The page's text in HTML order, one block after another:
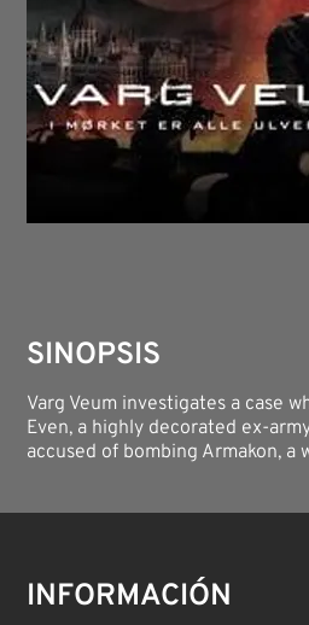
SINOPSIS
Varg Veum investigates a case
Even, a highly decorated ex-
accused of bombing Armakon, a
INFORMACIÓN